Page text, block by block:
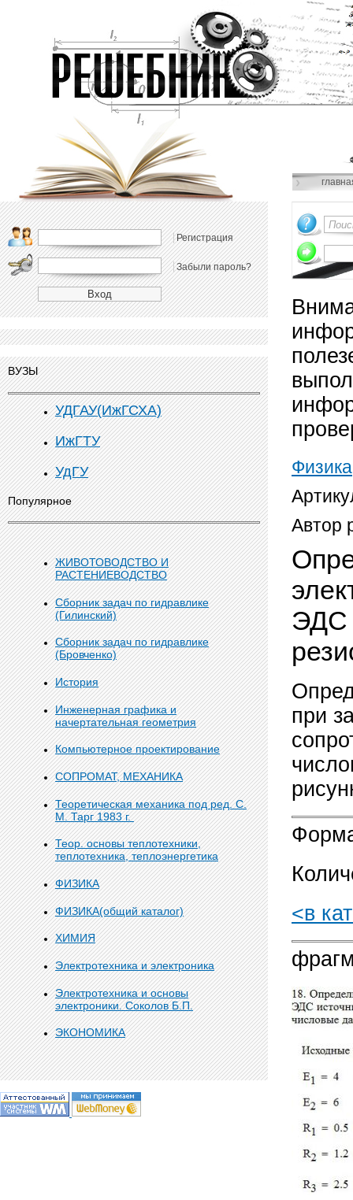
Регистрация
Забыли пароль?
ВУЗЫ
УДГАУ(ИжГСХА)
ИжГТУ
УдГУ
Популярное
ЖИВОТОВОДСТВО И
РАСТЕНИЕВОДСТВО
Сборник задач по гидравлике
(Гилинский)
Сборник задач по гидравлике
(Бровченко)
История
Инженерная графика и
начертательная геометрия
Компьютерное проектирование
СОПРОМАТ, МЕХАНИКА
Теоретическая механика под ред. С.
М. Тарг 1983 г.
Теор. основы теплотехники,
теплотехника, теплоэнергетика
ФИЗИКА
ФИЗИКА(общий каталог)
ХИМИЯ
Электротехника и электроника
Электротехника и основы
электроники. Соколов Б.П.
ЭКОНОМИКА
Физика
Автор
ЭДС
при
<в